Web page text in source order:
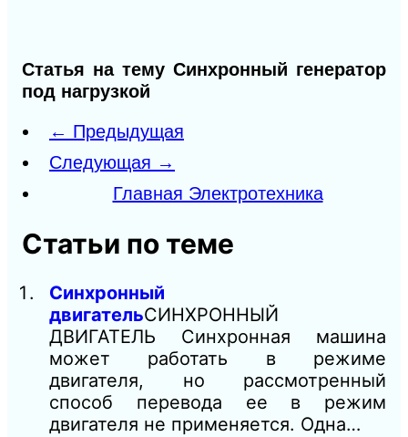
Статья на тему Синхронный генератор
под нагрузкой
← Предыдущая
Следующая →
Главная Электротехника
Статьи по теме
Синхронный
двигательСИНХРОННЫЙ
ДВИГАТЕЛЬ Cинхронная машина
может работать в режиме
двигателя, но рассмотренный
способ перевода ее в режим
двигателя не применяется. Одна…